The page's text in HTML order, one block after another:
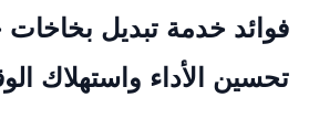
تحسين الأداء واستهلاك